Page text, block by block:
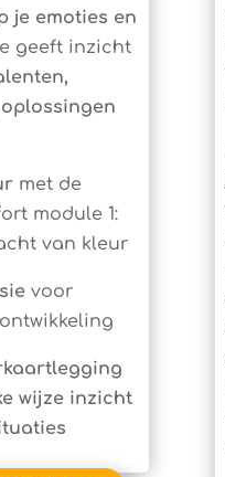
je emoties en
geeft inzicht
met de
module 1:
van kleur
voor
wijze inzicht